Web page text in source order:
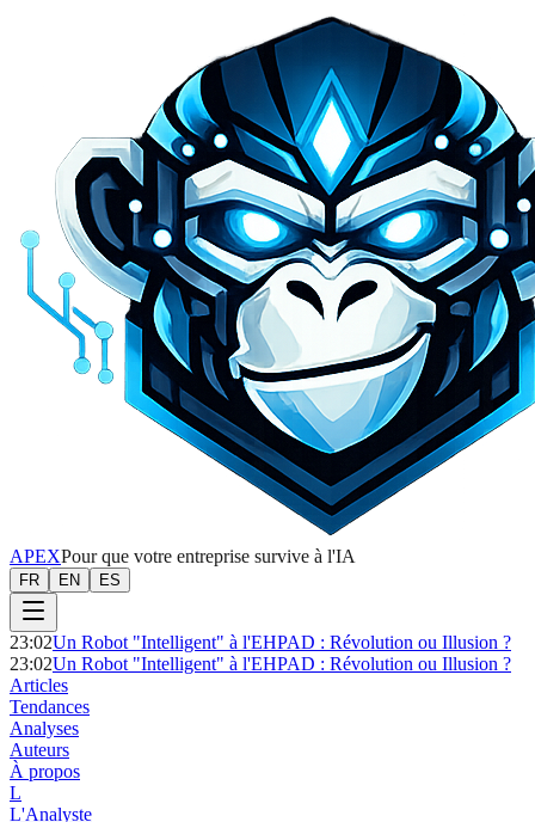
APEXPour que votre entreprise survive à l'IA
FR EN ES
23:02Un Robot "Intelligent" à l'EHPAD : Révolution ou Illusion ?
23:02Un Robot "Intelligent" à l'EHPAD : Révolution ou Illusion ?
Articles
Tendances
Analyses
Auteurs
À propos
L
L'Analyste